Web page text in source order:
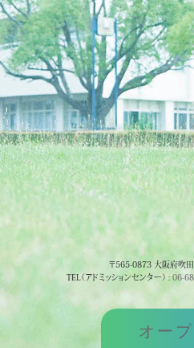
オー
〒565-0873 大阪府吹
TEL（アドミッションセンター） : 06-